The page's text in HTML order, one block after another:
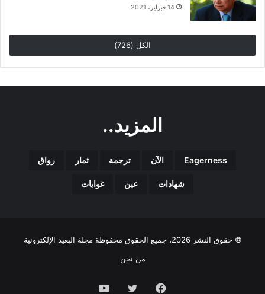
14 فبراير، 2021
الكل (726)
المزيد..
Eagerness الآن ترجمة ثمار رواق
شهادات عين غوايات
© حقوق النشر 2026، جميع الحقوق محفوظة مجلة البعيد الإلكترونية
من نحن
فيسبوك تويتر